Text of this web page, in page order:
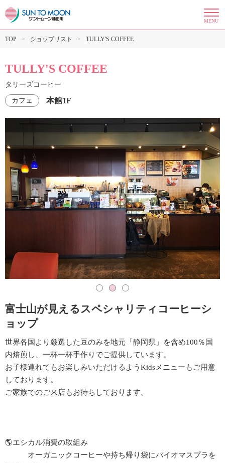
MENU
TOP ショップリスト TULLY'S COFFEE
TULLY'S COFFEE
タリーズコーヒー
カフェ 本館1F
富士山が見えるスペシャリティコーヒーシ
ョップ
世界各国より厳選した豆のみを地元「静岡県」を含め100％国
内焙煎し、一杯一杯手作りでご提供しています。
お子様連れでもお楽しみいただけるようKidsメニューもご用意
しております。
ご家族でのご来店もお待ちしております。
🌎エシカル消費の取組み
オーガニックコーヒーや持ち帰り袋にバイオマスプラを